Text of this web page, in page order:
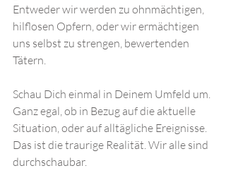
Entweder wir werden zu ohnmächtigen,
hilflosen Opfern, oder wir ermächtigen
uns selbst zu strengen, bewertenden
Tätern.
Schau Dich einmal in Deinem Umfeld um.
Ganz egal, ob in Bezug auf die aktuelle
Situation, oder auf alltägliche Ereignisse.
Das ist die traurige Realität. Wir alle sind
durchschaubar.